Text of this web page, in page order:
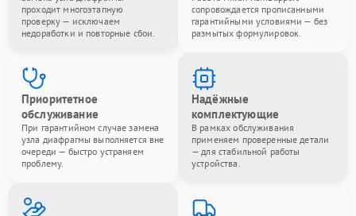
проходит многоэтапную
проверку — исключаем
недоработки и повторные сбои.
сопровождается прописанными
гарантийными условиями — без
размытых формулировок.
Приоритетное
обслуживание
При гарантийном случае замена
узла диафрагмы выполняется вне
очереди — быстро устраняем
проблему.
Надёжные
комплектующие
В рамках обслуживания
применяем проверенные детали
— для стабильной работы
устройства.